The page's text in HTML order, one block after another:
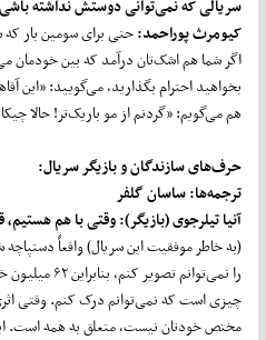
سریالی که نمی‌توانی دوستش نداشته باشی:
کیومرث پوراحمد:حتی برای سومین بار که
اگر شما هم اشک‌تان درآمد که بین خودمان
بخواهید احترام بگذارید، می‌گویید: «این
هم می‌گویم: «گردنم از مو باریک‌تر! حالا
حرف‌های سازندگان و بازیگر سریال:
ترجمه‌ها: ساسان گلفر
آنیا تیلرجوی (بازیگر): وقتی با هم هستیم،
(به خاطر موفقیت این سریال) واقعاً دستپاچه
را نمی‌توانم تصویر
چیزی است که نمی‌توانم درک کنم. وقتی
مختص خودتان نیست، متعلق به همه است.